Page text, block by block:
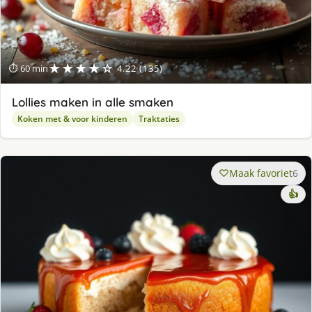
⏱ 60 min★★★★☆ 4.22 (135)
Lollies maken in alle smaken
Koken met & voor kinderen Traktaties
Maak favoriet6
👍